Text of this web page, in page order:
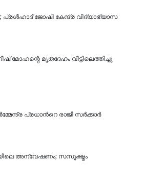
പ്രള്‍ഹാദ് ജോഷി കേന്ദ്ര വിദ്യാഭ്യാസ
മോഹന്റെ മൃതദേഹം വീട്ടിലെത്തിച്ചു
പ്രധാന്‍റെ രാജി സർക്കാർ
അന്വേഷണം; സസൂക്ഷ്മം